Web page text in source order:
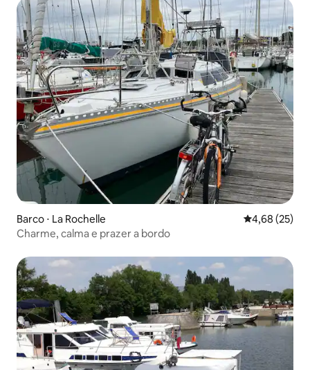
Barco ⋅ La Rochelle 4,68 de uma
4,68 (25)
Charme, calma e prazer a bordo